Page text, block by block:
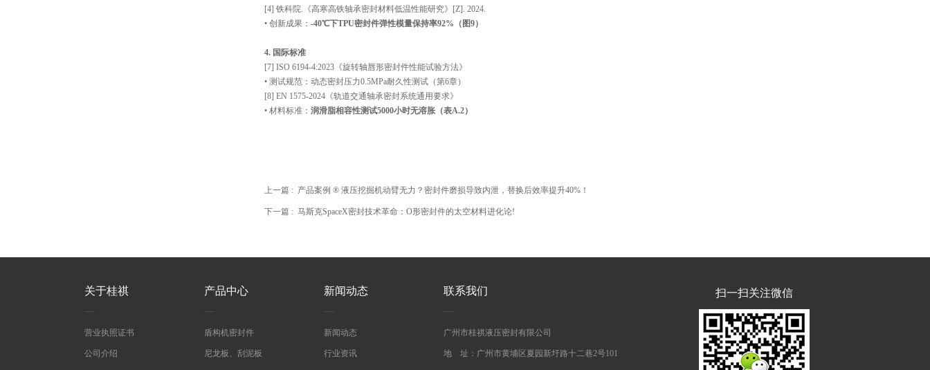
[4] 铁科院.《高寒高铁轴承密封材料低温性能研究》[Z]. 2024.
• 创新成果： -40℃下TPU密封件弹性模量保持率92%（图9）
4. 国际标准
[7] ISO 6194-4:2023《旋转轴唇形密封件性能试验方法》
• 测试规范：动态密封压力0.5MPa耐久性测试（第6章）
[8] EN 1575-2024《轨道交通轴承密封系统通用要求》
• 材料标准： 润滑脂相容性测试5000小时无溶胀（表A.2）
上一篇 : 产品案例 ® 液压挖掘机动臂无力？密封件磨损导致内泄，替换后效率提升40%！
下一篇 : 马斯克SpaceX密封技术革命：O形密封件的太空材料进化论!
关于桂祺
营业执照证书
公司介绍
产品中心
盾构机密封件
尼龙板、刮泥板
新闻动态
新闻动态
行业资讯
联系我们
广州市桂祺液压密封有限公司
地 址：广州市黄埔区夏园新圩路十二巷2号101
扫一扫关注微信